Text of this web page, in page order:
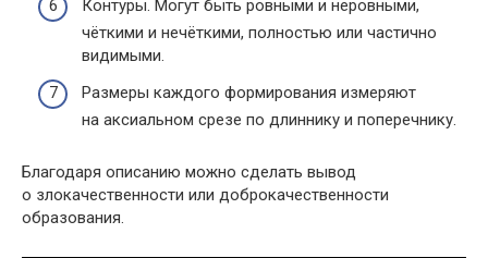
Контуры. Могут быть ровными и неровными,
чёткими и нечёткими, полностью или частично
видимыми.
Размеры каждого формирования измеряют
на аксиальном срезе по длиннику и поперечнику.
Благодаря описанию можно сделать вывод
о злокачественности или доброкачественности
образования.